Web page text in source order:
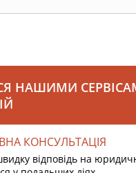
НАШИМИ
КОНСУЛЬТАЦІЯ
відповідь на